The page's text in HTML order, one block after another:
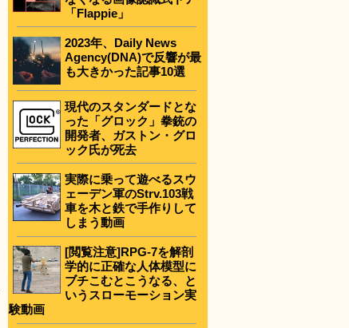
「Flappie」
2023年、Daily News
Agency(DNA)で反響が最
も大きかった記事10選
現代のスタンダードとな
った「グロック」拳銃の
開発者、ガストン・グロ
ック氏が死去
実際に乗って遊べるスウ
ェーデン軍のStrv.103戦
車を木と鉄で手作りして
しまう動画
[閲覧注意]RPG-7を解剖
学的に正確な人体模型に
ブチこむとこうなる、と
いうスローモーション実
験動画